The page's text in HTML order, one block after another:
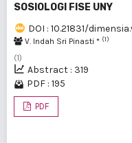
SOSIOLOGI FISE UNY
DOI : 10.21831/
V. Indah Sri Pinasti * (1)
(1)
Abstract : 319
PDF : 195
PDF